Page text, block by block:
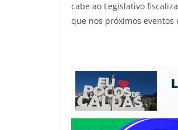
cabe ao Legislativo
que nos próximos eventos